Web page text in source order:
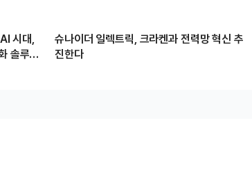
시대,
솔루션
슈나이더 일렉트릭, 크라켄과 전력망 혁신 추
진한다